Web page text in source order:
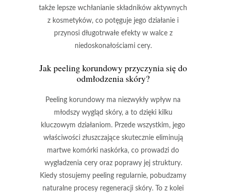
także lepsze wchłanianie składników aktywnych
z kosmetyków, co potęguje jego działanie i
przynosi długotrwałe efekty w walce z
niedoskonałościami cery.
Jak peeling korundowy przyczynia się do
odmłodzenia skóry?
Peeling korundowy ma niezwykły wpływ na
młodszy wygląd skóry, a to dzięki kilku
kluczowym działaniom. Przede wszystkim, jego
właściwości złuszczające skutecznie eliminują
martwe komórki naskórka, co prowadzi do
wygładzenia cery oraz poprawy jej struktury.
Kiedy stosujemy peeling regularnie, pobudzamy
naturalne procesy regeneracji skóry. To z kolei